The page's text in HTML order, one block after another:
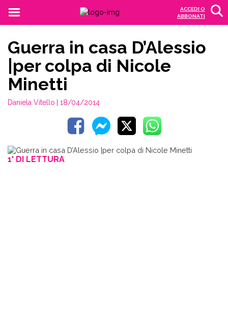
ACCEDI O
ABBONATI
Guerra in casa D’Alessio
|per colpa di Nicole
Minetti
Daniela Vitello | 18/04/2014
1' DI LETTURA